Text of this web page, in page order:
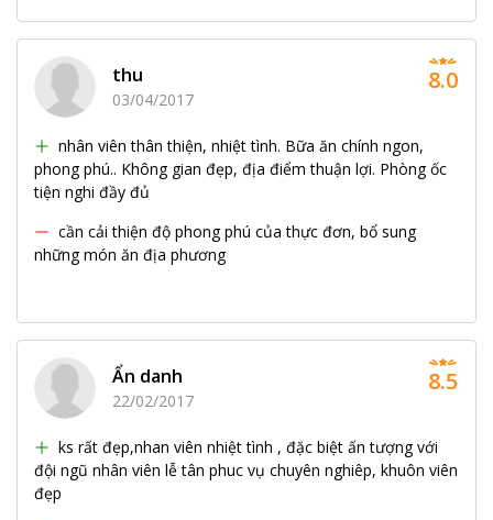
thu
03/04/2017
nhân viên thân thiện, nhiệt tình. Bữa ăn chính ngon,
phong phú.. Không gian đẹp, địa điểm thuận lợi. Phòng ốc
tiện nghi đầy đủ
cần cải thiện độ phong phú của thực đơn, bổ sung
những món ăn địa phương
8.0
Ẩn danh
22/02/2017
ks rất đẹp,nhan viên nhiệt tình , đặc biệt ấn tượng với
đội ngũ nhân viên lễ tân phuc vụ chuyên nghiêp, khuôn viên
đẹp
8.5